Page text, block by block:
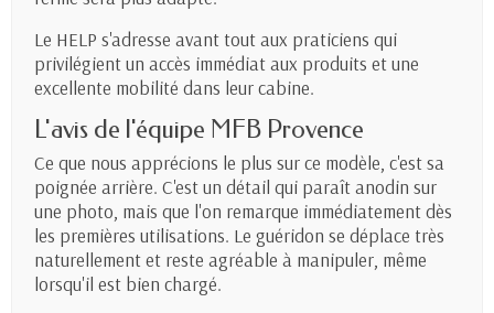
Le HELP s'adresse avant tout aux praticiens qui
privilégient un accès immédiat aux produits et une
excellente mobilité dans leur cabine.
L'avis de l'équipe MFB Provence
Ce que nous apprécions le plus sur ce modèle, c'est sa
poignée arrière. C'est un détail qui paraît anodin sur
une photo, mais que l'on remarque immédiatement dès
les premières utilisations. Le guéridon se déplace très
naturellement et reste agréable à manipuler, même
lorsqu'il est bien chargé.